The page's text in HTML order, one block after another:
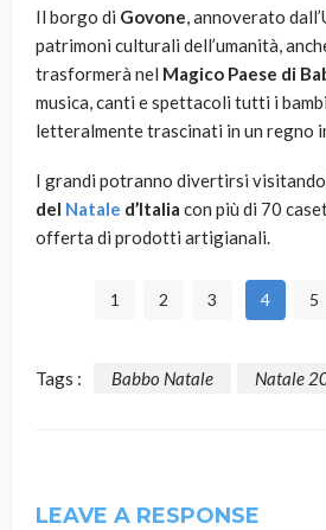
Il borgo di Govone, annoverato
patrimoni culturali dell’umanità,
trasformerà nel Magico Paese di
musica, canti e spettacoli tutti i
letteralmente trascinati in un regno
I grandi potranno divertirsi visitando
del Natale d’Italia con più di 70
offerta di prodotti artigianali.
1 2 3 4 5
Tags : Babbo Natale Natale
LEAVE A RESPONSE